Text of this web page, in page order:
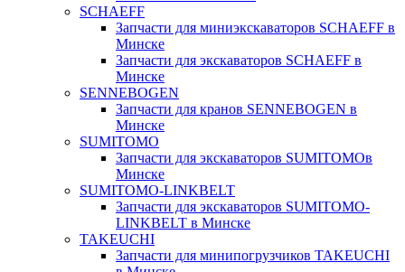
SCHAEFF
Запчасти для миниэкскаваторов SCHAEFF в
Минске
Запчасти для экскаваторов SCHAEFF в
Минске
SENNEBOGEN
Запчасти для кранов SENNEBOGEN в
Минске
SUMITOMO
Запчасти для экскаваторов SUMITOMOв
Минске
SUMITOMO-LINKBELT
Запчасти для экскаваторов SUMITOMO-
LINKBELT в Минске
TAKEUCHI
Запчасти для минипогрузчиков TAKEUCHI